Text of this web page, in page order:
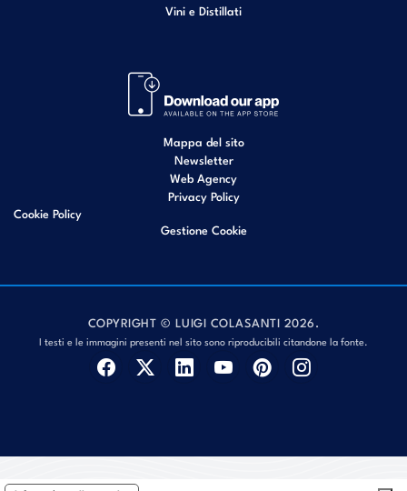
Vini e Distillati
Mappa del sito
Newsletter
Web Agency
Privacy Policy
Cookie Policy
Gestione Cookie
COPYRIGHT © LUIGI COLASANTI 2026.
I testi e le immagini presenti nel sito sono riproducibili citandone la fonte.